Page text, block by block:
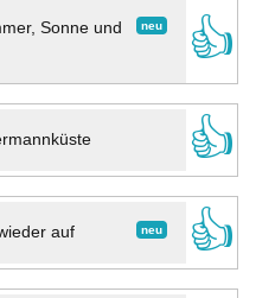
neu
Sonne und
👍
👍
neu
auf
👍